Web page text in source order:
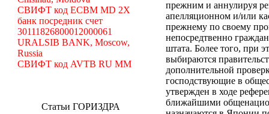
СВИФТ код ECBM MD 2X
банк посредник счет
30111826800012000061
URALSIB BANK, Moscow,
Russia
СВИФТ код AVTB RU MM
Статьи ГОРИЗДРА
прежним и аннулируя
апелляционном и/или
прежнему по своему
непосредтвенно
штата. Более того, при
выбираются
дополнительной
господствующие в
утвержден в ходе
ближайшими